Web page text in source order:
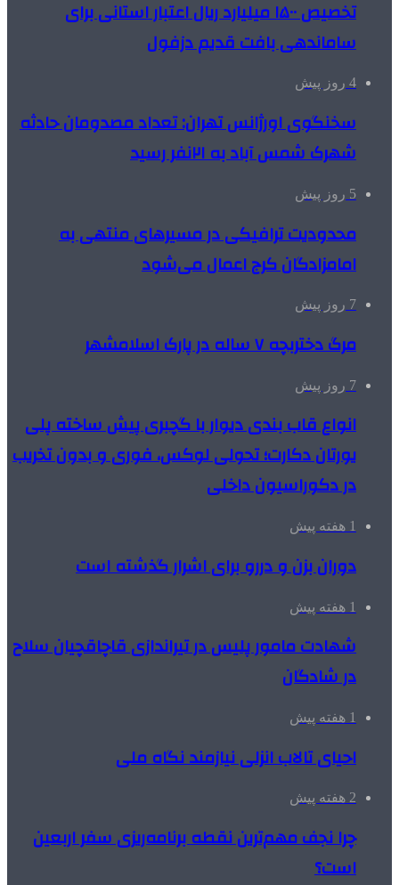
تخصیص ۱۵۰۰ میلیارد ریال اعتبار استانی برای
ساماندهی بافت قدیم دزفول
4 روز پیش
سخنگوی اورژانس تهران: تعداد مصدومان حادثه
شهرک شمس آباد به ۲۱نفر رسید
5 روز پیش
محدودیت ترافیکی در مسیرهای منتهی به
امامزادگان کرج اعمال می‌شود
7 روز پیش
مرگ دختربچه ۷ ساله در پارک اسلامشهر
7 روز پیش
انواع قاب بندی دیوار با گچبری پیش ساخته پلی
یورتان دکارت؛ تحولی لوکس، فوری و بدون تخریب
در دکوراسیون داخلی
1 هفته پیش
دوران بزن و دررو برای اشرار گذشته است
1 هفته پیش
شهادت مامور پلیس در تیراندازی قاچاقچیان سلاح
در شادگان
1 هفته پیش
احیای تالاب انزلی نیازمند نگاه ملی
2 هفته پیش
چرا نجف مهم‌ترین نقطه برنامه‌ریزی سفر اربعین
است؟